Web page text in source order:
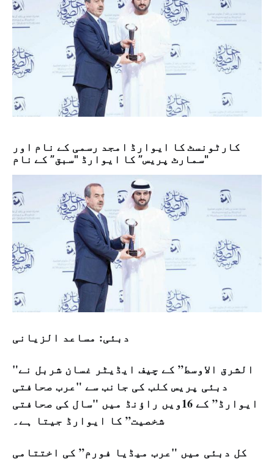
کارٹونسٹ کا ایوارڈ امجد رسمی کے نام اور
"سمارٹ پریس” کا ایوارڈ "سبق” کے نام
دبئی: مساعد الزيانی
"الشرق الاوسط” کے چیف ایڈیٹر غسان شربل نے
دبئی پریس کلب کی جانب سے "عرب صحافتی
ایوارڈ” کے 16ویں راؤنڈ میں "سال کی صحافتی
شخصیت” کا ایوارڈ جیتا ہے۔
کل دبئی میں "عرب میڈیا فورم” کی اختتامی